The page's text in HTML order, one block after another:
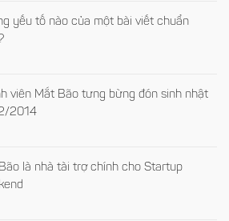
yếu tố nào của một bài viết chuẩn
viên Mắt Bão tưng bừng đón sinh nhật
2014
là nhà tài trợ chính cho Startup